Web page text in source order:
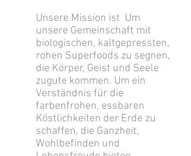
Unsere Mission ist Um
unsere Gemeinschaft mit
biologischen, kaltgepressten,
rohen Superfoods zu segnen,
die Körper, Geist und Seele
zugute kommen. Um ein
Verständnis für die
farbenfrohen, essbaren
Köstlichkeiten der Erde zu
schaffen, die Ganzheit,
Wohlbefinden und